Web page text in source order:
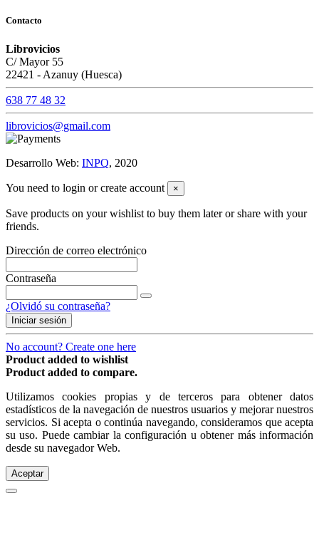
Contacto
Librovicios
C/ Mayor 55
22421 - Azanuy (Huesca)
638 77 48 32
librovicios@gmail.com
Desarrollo Web: INPQ, 2020
You need to login or create account ×
Save products on your wishlist to buy them later or share with your
friends.
Dirección de correo electrónico
Contraseña
¿Olvidó su contraseña?
Iniciar sesión
No account? Create one here
Product added to wishlist
Product added to compare.
Utilizamos cookies propias y de terceros para obtener datos
estadísticos de la navegación de nuestros usuarios y mejorar nuestros
servicios. Si acepta o continúa navegando, consideramos que acepta
su uso. Puede cambiar la configuración u obtener más información
desde su navegador Web.
Aceptar